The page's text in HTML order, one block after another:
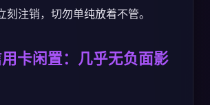
刻注销，切勿单纯放着不管。
卡闲置：几乎无负面影